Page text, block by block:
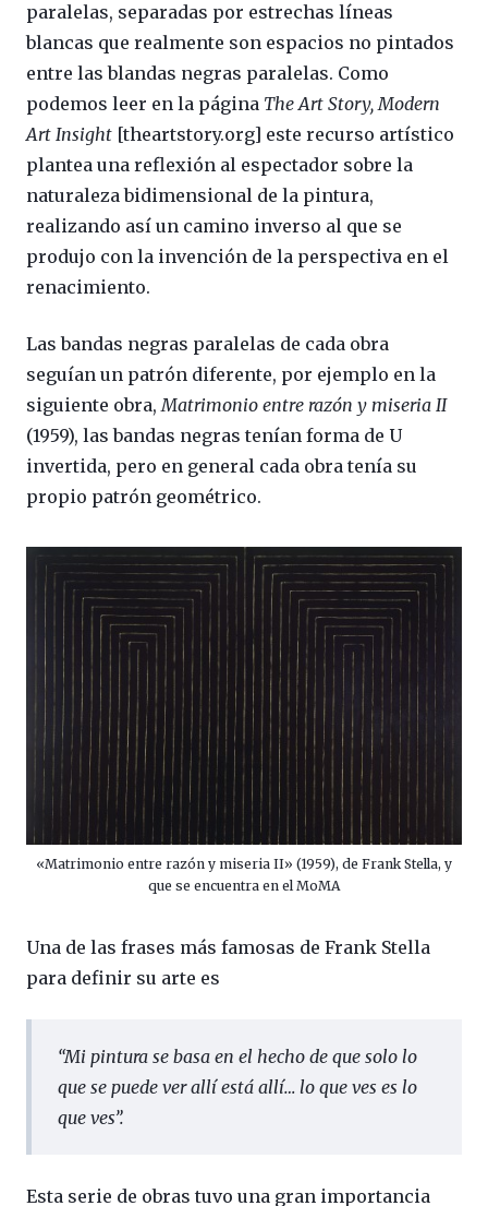
paralelas, separadas por estrechas líneas
blancas que realmente son espacios no pintados
entre las blandas negras paralelas. Como
podemos leer en la página The Art Story, Modern
Art Insight [theartstory.org] este recurso artístico
plantea una reflexión al espectador sobre la
naturaleza bidimensional de la pintura,
realizando así un camino inverso al que se
produjo con la invención de la perspectiva en el
renacimiento.
Las bandas negras paralelas de cada obra
seguían un patrón diferente, por ejemplo en la
siguiente obra,Matrimonio entre razón y miseria II
(1959), las bandas negras tenían forma de U
invertida, pero en general cada obra tenía su
propio patrón geométrico.
«Matrimonio entre razón y miseria II» (1959), de Frank Stella, y
que se encuentra en el MoMA
Una de las frases más famosas de Frank Stella
para definir su arte es
“Mi pintura se basa en el hecho de que solo lo
que se puede ver allí está allí… lo que ves es lo
que ves”.
Esta serie de obras tuvo una gran importancia